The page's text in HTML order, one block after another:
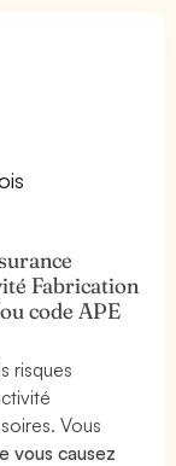
Fabrication
code APE
risques
Vous
vous causez